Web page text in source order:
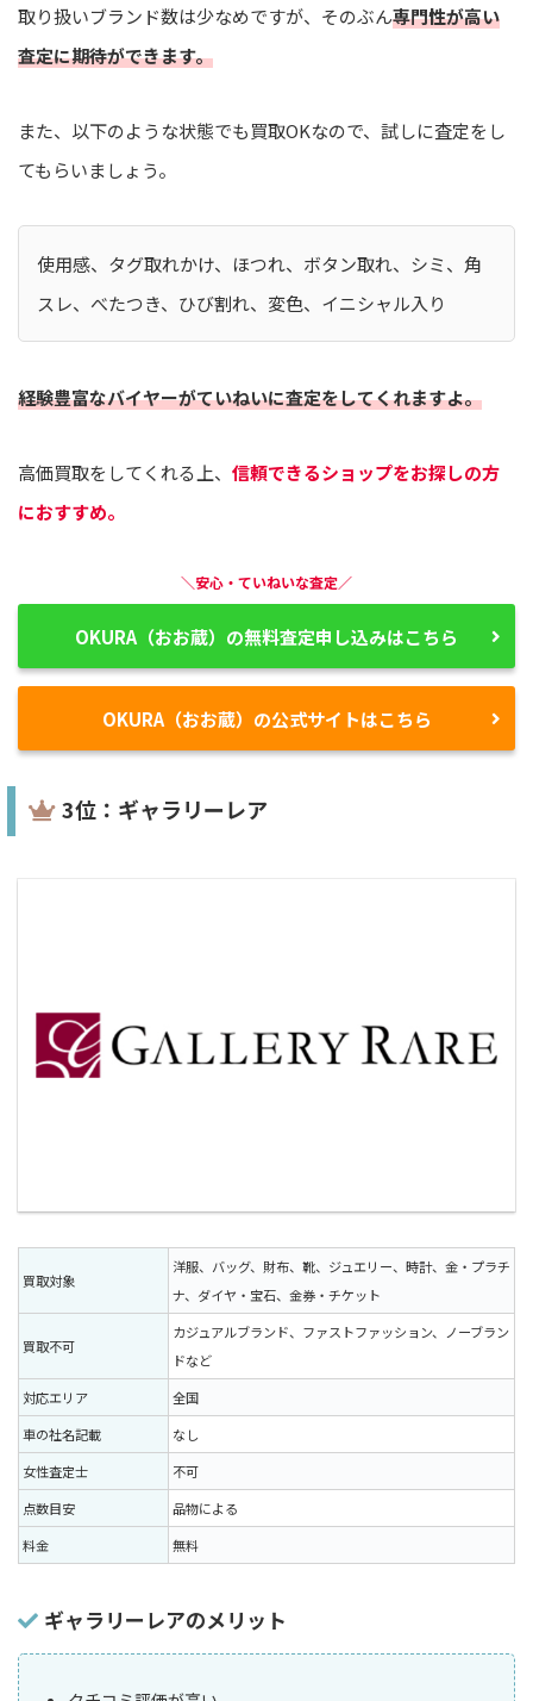
取り扱いブランド数は少なめですが、そのぶん専門性が高い
査定に期待ができます。
また、以下のような状態でも買取OKなので、試しに査定をし
てもらいましょう。
使用感、タグ取れかけ、ほつれ、ボタン取れ、シミ、角
スレ、べたつき、ひび割れ、変色、イニシャル入り
経験豊富なバイヤーがていねいに査定をしてくれますよ。
高価買取をしてくれる上、 信頼できるショップをお探しの方
におすすめ。
＼安心・ていねいな査定／
OKURA（おお蔵）の無料査定申し込みはこちら
OKURA（おお蔵）の公式サイトはこちら
3位：ギャラリーレア
買取対象
洋服、バッグ、財布、靴、ジュエリー、時計、金・プラチ
ナ、ダイヤ・宝石、金券・チケット
買取不可
カジュアルブランド、ファストファッション、ノーブラン
ドなど
対応エリア
全国
車の社名記載
なし
女性査定士
不可
点数目安
品物による
料金
無料
ギャラリーレアのメリット